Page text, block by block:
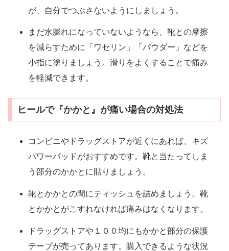
が、自分でつぶさないようにしましょう。
まだ水膨れになっていないようなら、靴との摩擦
を減らすために「ワセリン」「パウダー」などを
小指に塗りましょう。滑りをよくすることで痛み
を軽減できます。
ヒールで『かかと』が痛い場合の対処法
コンビニやドラッグストアが近くにあれば、キズ
パワーパッドがおすすめです。靴と当たってしま
う部分のかかとに貼りましょう。
靴とかかとの間にティッシュを詰めましょう。靴
とかかとがこすれなければ痛みはなくなります。
ドラッグストアや１００均にもかかと部分の保護
テープが売ってあります。購入できるような状況